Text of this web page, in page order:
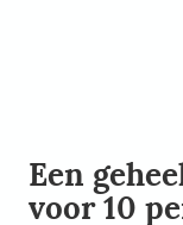
Een
voor 10